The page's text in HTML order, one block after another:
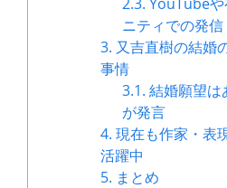
ニティでの発信
3. 又吉直樹の結婚
事情
3.1. 結婚願望は
が発言
4. 現在も作家・表
活躍中
5. まとめ